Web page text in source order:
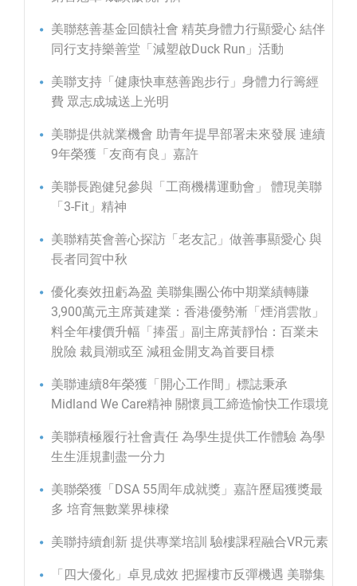
美聯慈善基金回饋社會 精英身體力行顯愛心 結伴
同行支持樂善堂「減塑啟Duck Run」活動
美聯支持「健康快車慈善跑步行」身體力行籌經
費 眾志成城送上光明
美聯提供就業機會 助青年提早部署未來發展 連續
9年榮獲「友商有良」嘉許
美聯長跑健兒參與「工商機構運動會」 體現美聯
「3-Fit」精神
美聯精英會善心探訪「老友記」做善事顯愛心 與
長者同賀中秋
優化奏效扭虧為盈 美聯集團公佈中期業績轉賺
3,900萬元主席黃建業：香港優勢漸「煙消雲散」
料全年樓價升幅「捧蛋」副主席黃靜怡：百業未
脫險 裁員潮或至 減租金開支為首要目標
美聯連續8年榮獲「開心工作間」標誌秉承
Midland We Care精神 關懷員工締造愉快工作環境
美聯積極履行社會責任 為學生提供工作體驗 為學
生生涯規劃盡一分力
美聯榮獲「DSA 55周年成就獎」嘉許歷屆獲獎最
多 培育無數業界棟樑
美聯持續創新 提供專業培訓 驗樓課程融合VR元素
「四大優化」卓見成效 把握樓市反彈機遇 美聯集